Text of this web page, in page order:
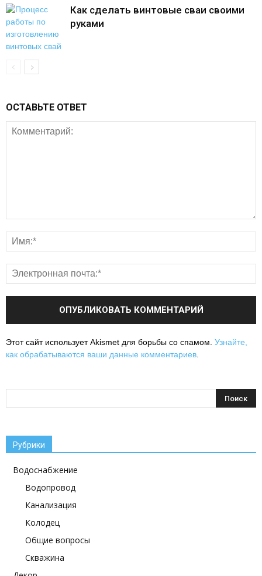
Как сделать винтовые сваи своими
руками
ОСТАВЬТЕ ОТВЕТ
Этот сайт использует Akismet для борьбы со спамом. Узнайте,
как обрабатываются ваши данные комментариев.
Рубрики
Водоснабжение
Водопровод
Канализация
Колодец
Общие вопросы
Скважина